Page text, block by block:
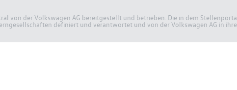
von der Volkswagen AG bereitgestellt und betrieben. Die in dem
definiert und verantwortet und von der Volkswagen AG in